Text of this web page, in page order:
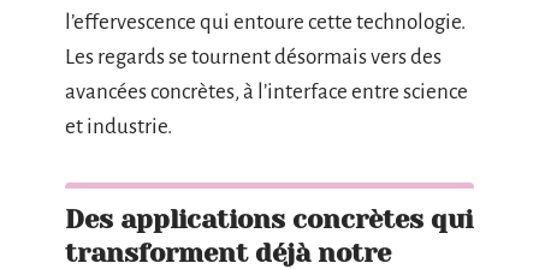
l’effervescence qui entoure cette technologie.
Les regards se tournent désormais vers des
avancées concrètes, à l’interface entre science
et industrie.
Des applications concrètes qui
transforment déjà notre